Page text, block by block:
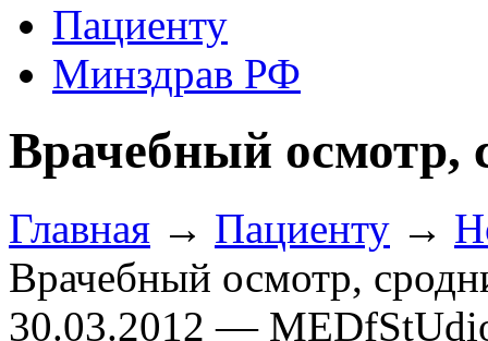
Пациенту
Минздрав РФ
Врачебный осмотр,
Главная → Пациенту →
Врачебный осмотр,
30.03.2012 —